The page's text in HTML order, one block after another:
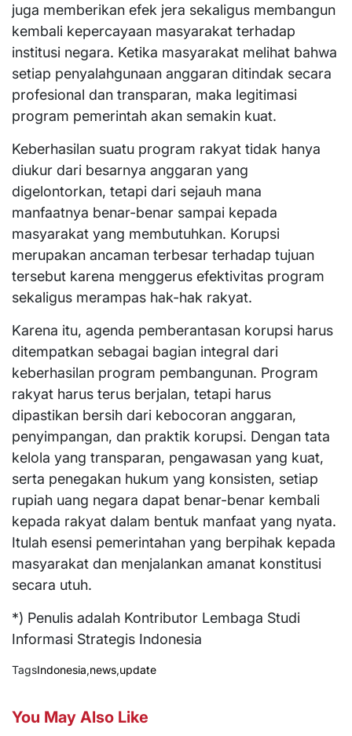
juga memberikan efek jera sekaligus membangun
kembali kepercayaan masyarakat terhadap
institusi negara. Ketika masyarakat melihat bahwa
setiap penyalahgunaan anggaran ditindak secara
profesional dan transparan, maka legitimasi
program pemerintah akan semakin kuat.
Keberhasilan suatu program rakyat tidak hanya
diukur dari besarnya anggaran yang
digelontorkan, tetapi dari sejauh mana
manfaatnya benar-benar sampai kepada
masyarakat yang membutuhkan. Korupsi
merupakan ancaman terbesar terhadap tujuan
tersebut karena menggerus efektivitas program
sekaligus merampas hak-hak rakyat.
Karena itu, agenda pemberantasan korupsi harus
ditempatkan sebagai bagian integral dari
keberhasilan program pembangunan. Program
rakyat harus terus berjalan, tetapi harus
dipastikan bersih dari kebocoran anggaran,
penyimpangan, dan praktik korupsi. Dengan tata
kelola yang transparan, pengawasan yang kuat,
serta penegakan hukum yang konsisten, setiap
rupiah uang negara dapat benar-benar kembali
kepada rakyat dalam bentuk manfaat yang nyata.
Itulah esensi pemerintahan yang berpihak kepada
masyarakat dan menjalankan amanat konstitusi
secara utuh.
*) Penulis adalah Kontributor Lembaga Studi
Informasi Strategis Indonesia
TagsIndonesia,news,update
You May Also Like